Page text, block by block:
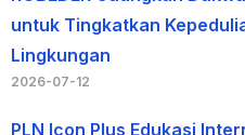
untuk Tingkatkan
Lingkungan
2026-07-12
PLN Icon Plus Edukasi